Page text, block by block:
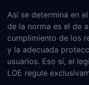
Así se determina en
de la norma es el de
cumplimiento de los
y la adecuada
usuarios. Eso sí, el
LOE regule